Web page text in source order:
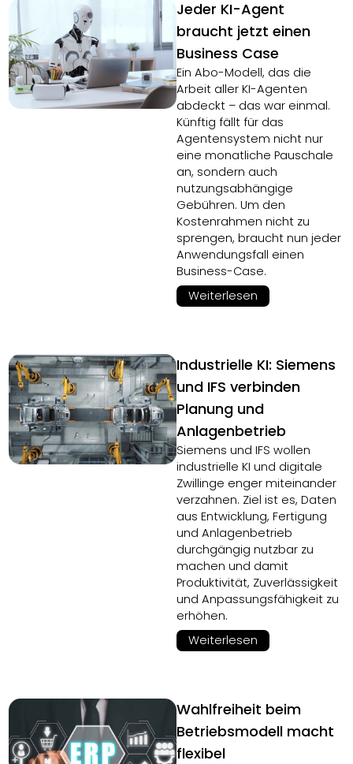
Jeder KI-Agent
braucht jetzt einen
Business Case
Ein Abo-Modell, das die
Arbeit aller KI-Agenten
abdeckt – das war einmal.
Künftig fällt für das
Agentensystem nicht nur
eine monatliche Pauschale
an, sondern auch
nutzungsabhängige
Gebühren. Um den
Kostenrahmen nicht zu
sprengen, braucht nun jeder
Anwendungsfall einen
Business-Case.
Weiterlesen
Industrielle KI: Siemens
und IFS verbinden
Planung und
Anlagenbetrieb
Siemens und IFS wollen
industrielle KI und digitale
Zwillinge enger miteinander
verzahnen. Ziel ist es, Daten
aus Entwicklung, Fertigung
und Anlagenbetrieb
durchgängig nutzbar zu
machen und damit
Produktivität, Zuverlässigkeit
und Anpassungsfähigkeit zu
erhöhen.
Weiterlesen
Wahlfreiheit beim
Betriebsmodell macht
flexibel